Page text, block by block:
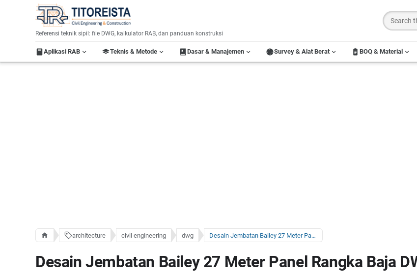
Referensi teknik sipil: file DWG, kalkulator RAB, dan panduan konstruksi
Aplikasi RAB Teknis & Metode Dasar & Manajemen Survey & Alat Berat BOQ & Material
Home
architecture civil engineering dwg Desain Jembatan Bailey 27 Meter Panel Rangka Baja DWG
Desain Jembatan Bailey 27 Meter Panel Rangka Baja